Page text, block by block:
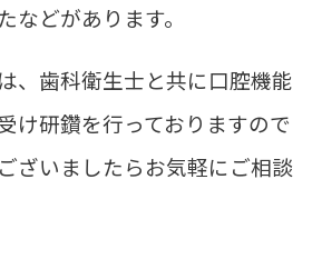
などがあります。
、歯科衛生士と共に口腔機能
け研鑽を行っておりますので
ざいましたらお気軽にご相談